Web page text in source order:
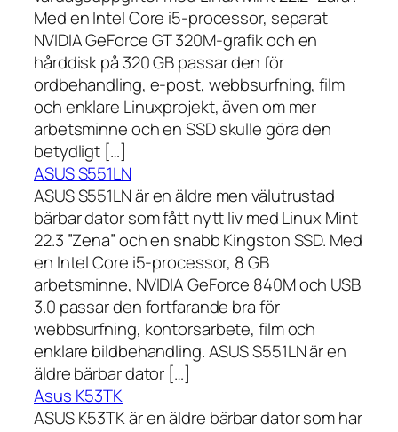
Med en Intel Core i5-processor, separat
NVIDIA GeForce GT 320M-grafik och en
hårddisk på 320 GB passar den för
ordbehandling, e-post, webbsurfning, film
och enklare Linuxprojekt, även om mer
arbetsminne och en SSD skulle göra den
betydligt […]
ASUS S551LN
ASUS S551LN är en äldre men välutrustad
bärbar dator som fått nytt liv med Linux Mint
22.3 ”Zena” och en snabb Kingston SSD. Med
en Intel Core i5-processor, 8 GB
arbetsminne, NVIDIA GeForce 840M och USB
3.0 passar den fortfarande bra för
webbsurfning, kontorsarbete, film och
enklare bildbehandling. ASUS S551LN är en
äldre bärbar dator […]
Asus K53TK
ASUS K53TK är en äldre bärbar dator som har